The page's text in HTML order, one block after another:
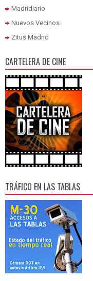
Madridiario
Nuevos Vecinos
Zitus Madrid
CARTELERA DE CINE
TRÁFICO EN LAS TABLAS